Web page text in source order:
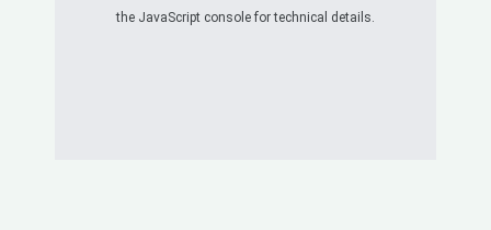
the JavaScript console for technical details.